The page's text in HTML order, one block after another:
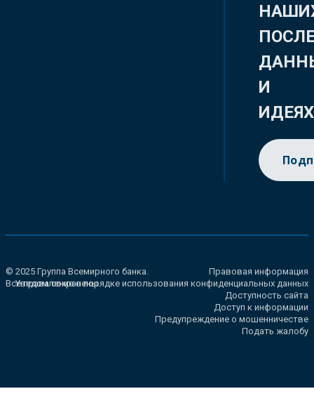
И
ИДЕЯХ
© 2025 Группа Всемирного банка.
Все права сохранены.
Правовая информация
Уведомление о порядке использования конфиденциальных данных
Доступность сайта
Доступ к информации
Предупреждение о мошенничестве
Подать жалобу